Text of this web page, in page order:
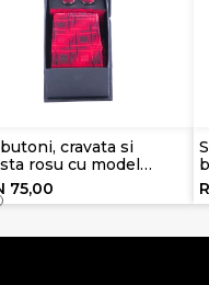
cravata si
rosu cu model
75,00